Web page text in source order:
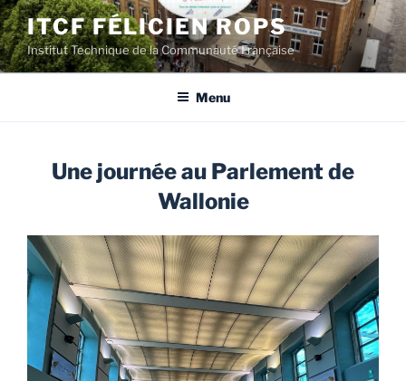
Aller
au
contenu
principal
ITCF FÉLICIEN ROPS
Institut Technique de la Communauté Française
Menu
Une journée au Parlement de
Wallonie